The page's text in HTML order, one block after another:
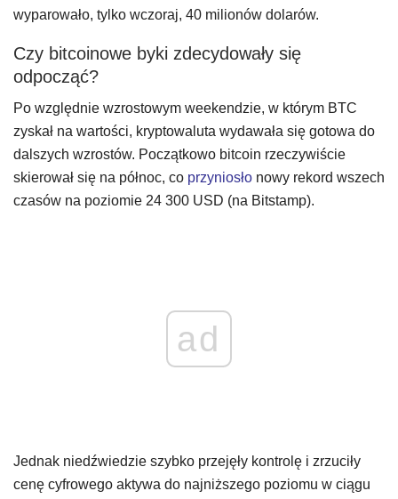
wyparowało, tylko wczoraj, 40 milionów dolarów.
Czy bitcoinowe byki zdecydowały się
odpocząć?
Po względnie wzrostowym weekendzie, w którym BTC
zyskał na wartości, kryptowaluta wydawała się gotowa do
dalszych wzrostów. Początkowo bitcoin rzeczywiście
skierował się na północ, co przyniosło nowy rekord wszech
czasów na poziomie 24 300 USD (na Bitstamp).
ad
Jednak niedźwiedzie szybko przejęły kontrolę i zrzuciły
cenę cyfrowego aktywa do najniższego poziomu w ciągu